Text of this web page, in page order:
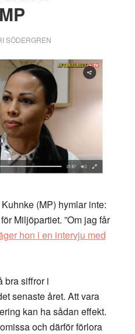
SÖDERGREN
(MP) hymlar inte:
Miljöpartiet. ”Om jag får
hon i en intervju med
bra siffror i
senaste året. Att vara
kan ha sådan effekt.
och därför förlora